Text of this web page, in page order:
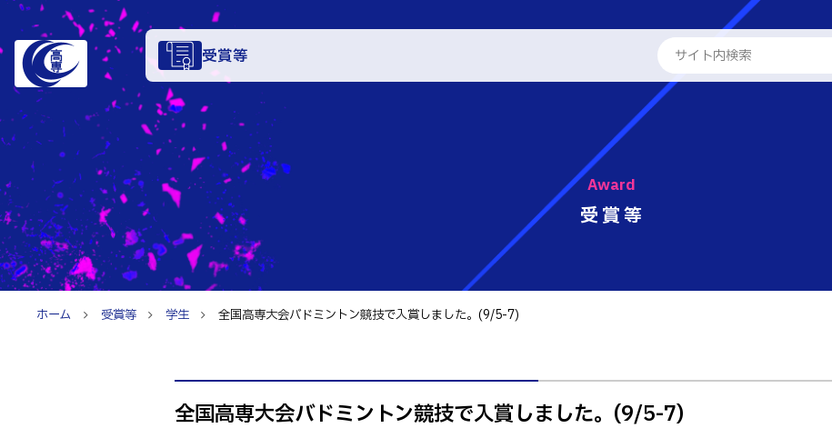
受賞等
受賞等
Award
ホーム 受賞等 学生 全国高専大会バドミントン競技で入賞しました。(9/5-7)
全国高専大会バドミントン競技で入賞しました。(9/5-7)
情報工学科
建築社会デザイン工学科
生物化学システム工学科
入試速報
パンフレット・紹介動画
Webオープンキャンパス
イベント
学校概要
教員紹介
国際交流
キャリア関係
図書館